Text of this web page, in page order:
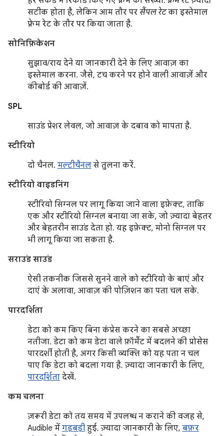
सटीक होता है, लेकिन आम तौर पर सैंपल रेटका इस्तेमाल
फ़्रेम रेट के तौर पर किया जाता है.
सोनिफ़िकेशन
सुझाव/राय देने या जानकारी देने के लिए आवाज़ का
इस्तेमाल करना. जैसे, टच करने पर होने वाली आवाज़ें और
कीबोर्ड की आवाज़ें.
SPL
साउंड प्रेशर लेवल, जो आवाज़ के दबाव को मापता है.
स्टीरियो
दो चैनल. मल्टीचैनल से तुलना करें.
स्टीरियो वाइडनिंग
स्टीरियो सिग्नल पर लागू किया जाने वाला इफ़ेक्ट, ताकि
एक और स्टीरियो सिग्नल बनाया जा सके, जो ज़्यादा बेहतर
और बेहतरीन साउंड देता हो. यह इफ़ेक्ट, मोनो सिग्नल पर
भी लागू किया जा सकता है.
सराउंड साउंड
ऐसी तकनीक जिससे सुनने वाले को स्टीरियो के बाएं और
दाएं के अलावा, आवाज़ की पोज़िशन का पता चल सके.
पारदर्शिता
डेटा को कम किए बिना कंप्रेस करने का सबसे अच्छा
नतीजा. डेटा को कम डेटा वाले फ़ॉर्मैट में बदलने की प्रोसेस
पारदर्शी होती है, अगर किसी व्यक्ति को यह पता न चल
पाए कि डेटा को बदला गया है. ज़्यादा जानकारी के लिए,
पारदर्शिता देखें.
कम चलना
ज़रूरी डेटा को तय समय में उपलब्ध न कराने की वजह से,
Audible में गड़बड़ी हुई. ज़्यादा जानकारी के लिए, बफ़र